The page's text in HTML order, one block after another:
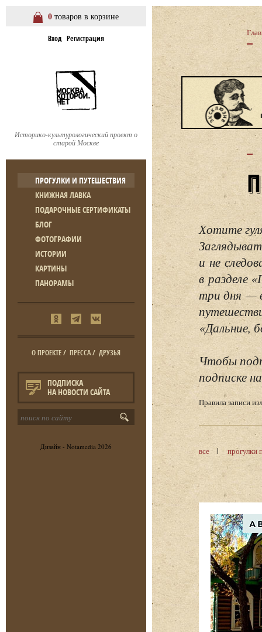
0 товаров в корзине
Вход Регистрация
Историко-культурологический проект о
старой Москве
ПРОГУЛКИ И ПУТЕШЕСТВИЯ
КНИЖНАЯ ЛАВКА
ПОДАРОЧНЫЕ СЕРТИФИКАТЫ
БЛОГ
ФОТОГРАФИИ
ИСТОРИИ
КАРТИНЫ
ПАНОРАМЫ
О ПРОЕКТЕ/ ПРЕССА/ ДРУЗЬЯ
ПОДПИСКА
НА НОВОСТИ САЙТА
Дизайн - Notamedia 2026
Хотите
и не
в разделе
три дня —
«Дальние,
Чтобы
подписке
Правила записи
все прогулки